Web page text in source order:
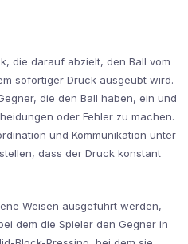
die darauf abzielt, den Ball vom
sofortiger Druck ausgeübt wird.
die den Ball haben, ein und
oder Fehler zu machen.
und Kommunikation unter
dass der Druck konstant
Weisen ausgeführt werden,
dem die Spieler den Gegner in